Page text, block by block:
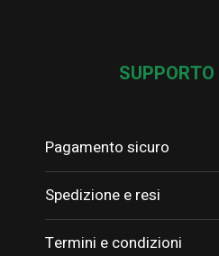
Pagamento sicuro
Spedizione e resi
Termini e condizioni